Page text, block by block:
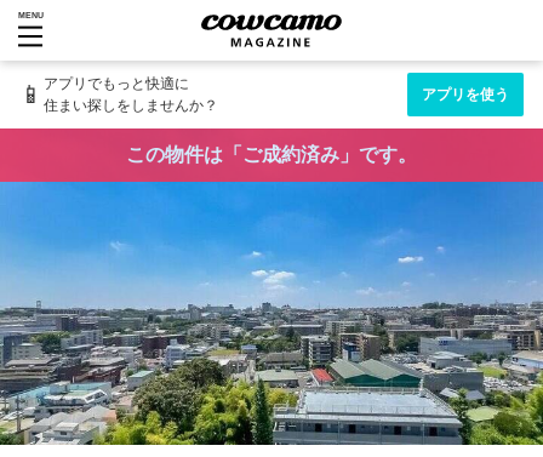
MENU
📱 アプリでもっと快適に
住まい探しをしませんか？
アプリを使う
この物件は「ご成約済み」です。